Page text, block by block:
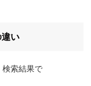
い
検索結果で